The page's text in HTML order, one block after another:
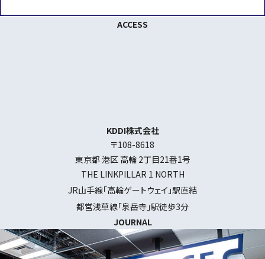
ACCESS
KDDI株式会社
〒108-8618
東京都 港区 高輪 2丁目21番1号
THE LINKPILLAR 1 NORTH
JR山手線「高輪ゲートウェイ」駅直結
都営浅草線「泉岳寺」駅徒歩3分
JOURNAL